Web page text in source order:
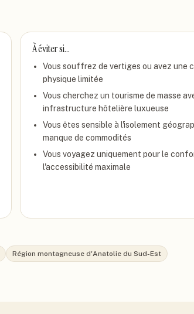
À éviter si…
Vous souffrez de vertiges ou avez une
physique limitée
Vous cherchez un tourisme de masse
infrastructure hôtelière luxueuse
Vous êtes sensible à l'isolement
manque de commodités
Vous voyagez uniquement pour le
l'accessibilité maximale
Région montagneuse d'Anatolie du Sud-Est